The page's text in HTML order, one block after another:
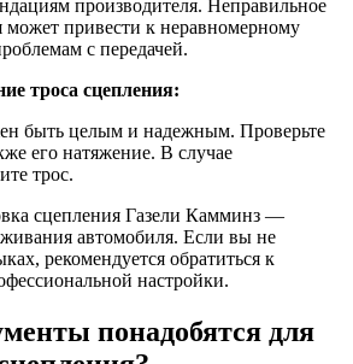
производителя. Неправильное
может привести к неравномерному
с передачей.
троса сцепления:
быть целым и надежным. Проверьте
его натяжение. В случае
трос.
сцепления Газели Камминз —
автомобиля. Если вы не
рекомендуется обратиться к
настройки.
понадобятся для